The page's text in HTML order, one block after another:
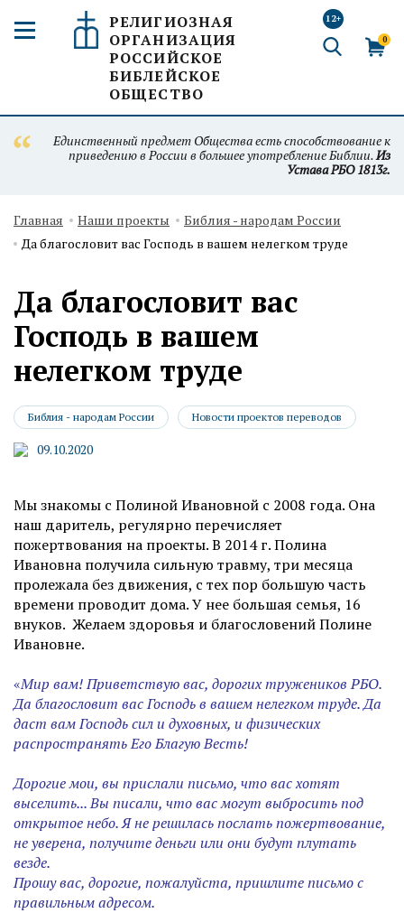
РЕЛИГИОЗНАЯ
ОРГАНИЗАЦИЯ
РОССИЙСКОЕ
БИБЛЕЙСКОЕ
ОБЩЕСТВО
12+
0
Единственный предмет Общества есть способствование к
приведению в России в большее употребление Библии.Из
Устава РБО 1813г.
Главная Наши проекты
Библия - народам России
Да благословит вас Господь в вашем нелегком труде
Да благословит вас
Господь в вашем
нелегком труде
Библия - народам России Новости проектов переводов
09.10.2020
Мы знакомы с Полиной Ивановной с 2008 года. Она
наш даритель, регулярно перечисляет
пожертвования на проекты. В 2014 г. Полина
Ивановна получила сильную травму, три месяца
пролежала без движения, с тех пор большую часть
времени проводит дома. У нее большая семья, 16
внуков. Желаем здоровья и благословений Полине
Ивановне.
«Мир вам!Приветствую вас, дорогих тружеников РБО.
Да благословит вас Господь в вашем нелегком труде. Да
даст вам Господь сил и духовных, и физических
распространять Его Благую Весть!
Дорогие мои, вы прислали письмо, что вас хотят
выселить...Вы писали, что вас могут выбросить под
открытое небо.Я не решилась послать пожертвование,
не уверена, получите деньги или они будут плутать
везде.
Прошу вас, дорогие, пожалуйста, пришлите письмо с
правильным адресом.